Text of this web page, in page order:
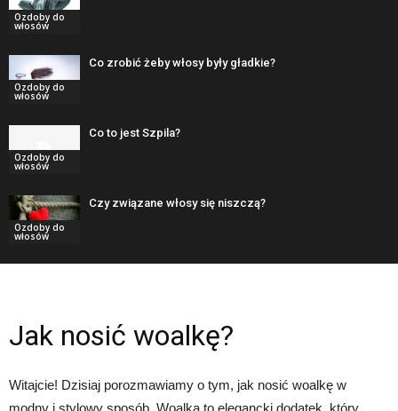
Ozdoby do
włosów
Ozdoby do
włosów
Co zrobić żeby włosy były gładkie?
Ozdoby do
włosów
Co to jest Szpila?
Ozdoby do
włosów
Czy związane włosy się niszczą?
Jak nosić woalkę?
Witajcie! Dzisiaj porozmawiamy o tym, jak nosić woalkę w
modny i stylowy sposób. Woalka to elegancki dodatek, który